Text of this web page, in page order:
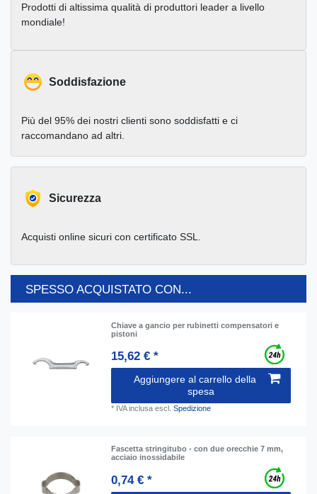
Prodotti di altissima qualità di produttori leader a livello
mondiale!
Soddisfazione
Più del 95% dei nostri clienti sono soddisfatti e ci
raccomandano ad altri.
Sicurezza
Acquisti online sicuri con certificato SSL.
SPESSO ACQUISTATO CON...
Chiave a gancio per rubinetti compensatori e
pistoni
15,62 € *
Aggiungere al carrello della
spesa
* IVA inclusa escl.Spedizione
Fascetta stringitubo - con due orecchie 7 mm,
acciaio inossidabile
0,74 € *